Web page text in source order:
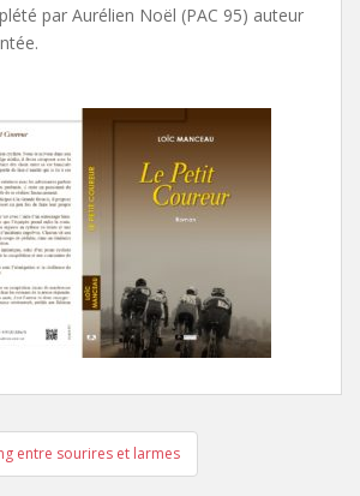
par Aurélien Noël (PAC 95) auteur
d'article
entre sourires et larmes